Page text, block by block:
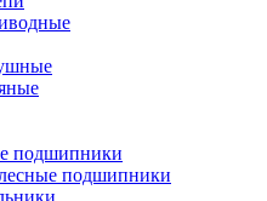
подшипники
подшипники